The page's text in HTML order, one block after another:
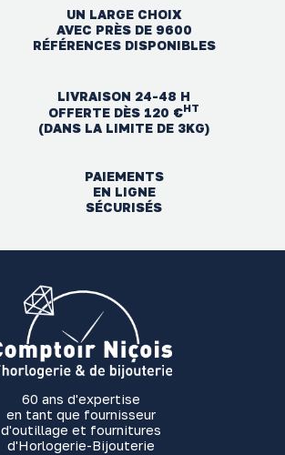
UN LARGE CHOIX
AVEC PRÈS DE 9600
RÉFÉRENCES DISPONIBLES
LIVRAISON 24-48 H
OFFERTE DÈS 120 €HT
(DANS LA LIMITE DE 3KG)
PAIEMENTS
EN LIGNE
SÉCURISÉS
60 ans d'expertise
en tant que fournisseur
d'outillage et fournitures
d'Horlogerie-Bijouterie